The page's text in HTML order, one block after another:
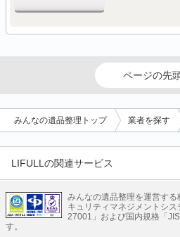
ページの先
みんなの遺品整理トップ 業者を探す
LIFULLの関連サービス
不動産・住宅 引越し 老人ホーム 地
不動産クラウドファンディング 遺品整
みんなの遺品整理を運営す
キュリティマネジメントシ
27001」および国内規格「
す。